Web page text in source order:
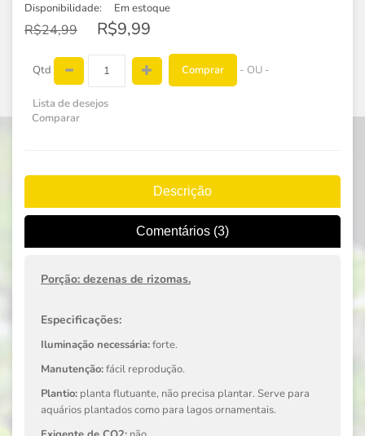
Disponibilidade: Em estoque
R$24,99 R$9,99
Qtd Comprar - OU -
Lista de desejos
Comparar
Descrição
Comentários (3)
Porção: dezenas de rizomas.
Especificações:
Iluminação necessária:forte.
Manutenção:fácil reprodução.
Plantio: planta flutuante, não precisa plantar. Serve para
aquários plantados como para lagos ornamentais.